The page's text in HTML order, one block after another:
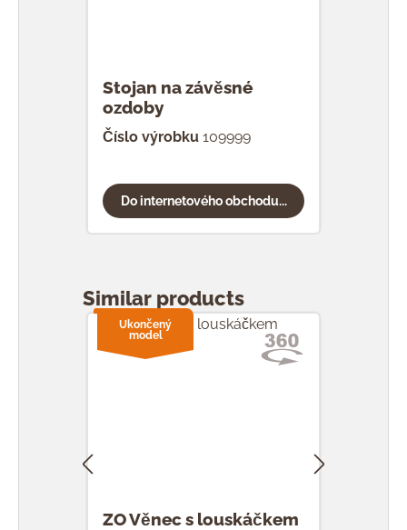
Stojan na závěsné
ozdoby
Číslo výrobku 109999
Do internetového obchodu...
Similar products
ZO Věnec s louskáčkem
Ukončený
model